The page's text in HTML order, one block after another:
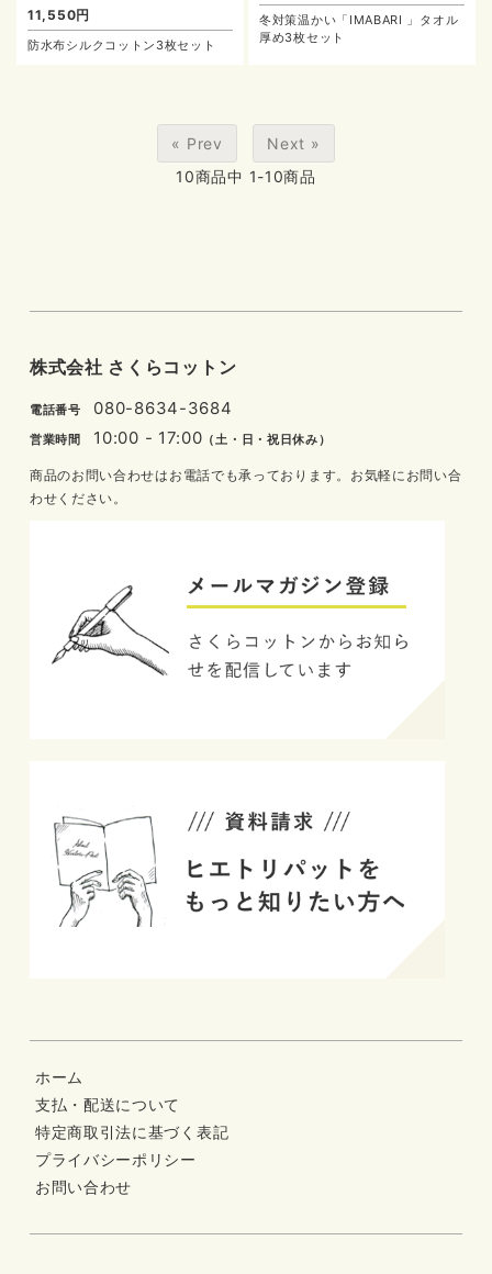
11,550円
防水布シルクコットン3枚セット
冬対策温かい「IMABARI 」タオル
厚め3枚セット
« Prev
Next »
10商品中 1-10商品
株式会社 さくらコットン
電話番号 080-8634-3684
営業時間 10:00 - 17:00 （土・日・祝日休み）
商品のお問い合わせはお電話でも承っております。お気軽にお問い合
わせください。
ホーム
支払・配送について
特定商取引法に基づく表記
プライバシーポリシー
お問い合わせ